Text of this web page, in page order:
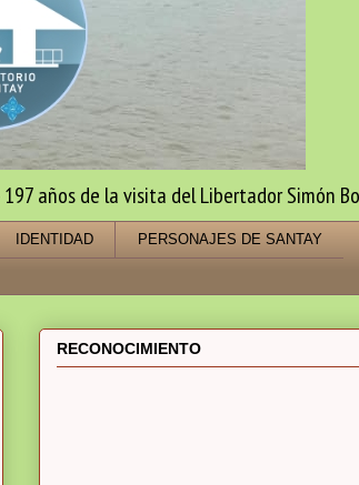
años de la visita del Libertador Simón
IDENTIDAD PERSONAJES DE SANTAY
RECONOCIMIENTO